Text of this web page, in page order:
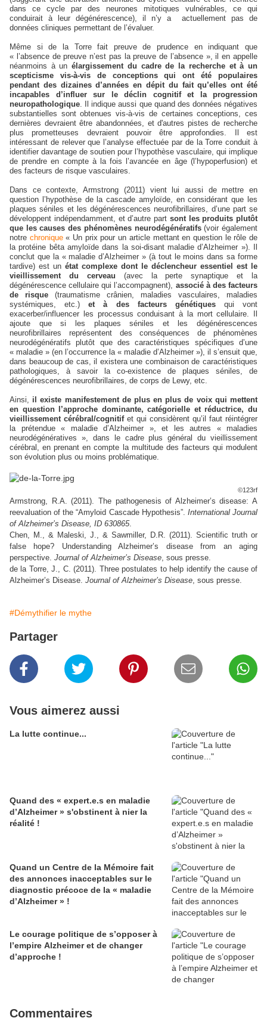
dans ce cycle par des neurones mitotiques vulnérables, ce qui
conduirait à leur dégénérescence), il n’y a actuellement pas
de
données cliniques permettant de l’évaluer.
Même si de la Torre fait preuve de prudence en indiquant que
« l’absence de preuve n’est pas la preuve de l’absence », il en appelle
néanmoins à unélargissement du cadre de la recherche et à un
scepticisme vis-à-vis de conceptions qui ont été populaires
pendant des dizaines d’années en dépit du fait qu’elles ont été
incapables d’influer sur le déclin cognitif et la progression
neuropathologique. Il indique aussi que quand des données négatives
substantielles sont obtenues vis-à-vis de certaines conceptions, ces
dernières devraient être abandonnées, et d'autres pistes de recherche
plus prometteuses devraient pouvoir être approfondies. Il est
intéressant de relever que l’analyse effectuée par de la Torre conduit à
identifier davantage de soutien pour l’hypothèse vasculaire, qui implique
de prendre en compte à la fois l’avancée en âge (l’hypoperfusion) et
des facteurs de risque vasculaires.
Dans ce contexte, Armstrong (2011) vient lui aussi de mettre en
question l’hypothèse de la cascade amyloïde, en considérant que les
plaques séniles et les dégénérescences neurofibrillaires, d’une part se
développent indépendamment, et d’autre part sont les produits plutôt
que les causes des phénomènes neurodégénératifs(voir également
notre chronique« Un prix pour un article mettant en question le rôle de
la protéine bêta amyloïde dans la soi-disant maladie d’Alzheimer »). Il
conclut que la « maladie d’Alzheimer » (à tout le moins dans sa forme
tardive) est un état complexe dont le déclencheur essentiel est le
vieillissement du cerveau (avec la perte synaptique et la
dégénérescence cellulaire qui l’accompagnent), associé à des facteurs
de risque (traumatisme crânien, maladies vasculaires, maladies
systémiques, etc.)et à des facteurs génétiquesqui vont
exacerber/influencer les processus conduisant à la mort cellulaire. Il
ajoute que si les plaques séniles et les dégénérescences
neurofibrillaires représentent des conséquences de phénomènes
neurodégénératifs plutôt que des caractéristiques spécifiques d’une
« maladie » (en l’occurrence la « maladie d’Alzheimer »), il s’ensuit que,
dans beaucoup de cas, il existera une combinaison de caractéristiques
pathologiques, à savoir la co-existence de plaques séniles, de
dégénérescences neurofibrillaires, de corps de Lewy, etc.
Ainsi, il existe manifestement de plus en plus de voix qui mettent
en question l’approche dominante, catégorielle et réductrice, du
vieillissement cérébral/cognitifet qui considèrent qu’il faut réintégrer
la prétendue « maladie d’Alzheimer », et les autres « maladies
neurodégénératives », dans le cadre plus général du vieillissement
cérébral, en prenant en compte la multitude des facteurs qui modulent
son évolution plus ou moins problématique.
©123rf
Armstrong, R.A. (2011). The pathogenesis of Alzheimer’s disease: A
reevaluation of the “Amyloid Cascade Hypothesis”. International Journal
of Alzheimer’s Disease, ID 630865.
Chen, M., & Maleski, J., & Sawmiller, D.R. (2011). Scientific truth or
false hope? Understanding Alzheimer’s disease from an aging
perspective. Journal of Alzheimer’s Disease, sous presse.
de la Torre, J., C. (2011). Three postulates to help identify the cause of
Alzheimer’s Disease. Journal of Alzheimer’s Disease, sous presse.
#Démythifier le mythe
Partager
Vous aimerez aussi
La lutte continue...
Quand des « expert.e.s en maladie
d’Alzheimer » s'obstinent à nier la
réalité !
Quand un Centre de la Mémoire fait
des annonces inacceptables sur le
diagnostic précoce de la « maladie
d’Alzheimer » !
Le courage politique de s’opposer à
l’empire Alzheimer et de changer
d’approche !
Commentaires